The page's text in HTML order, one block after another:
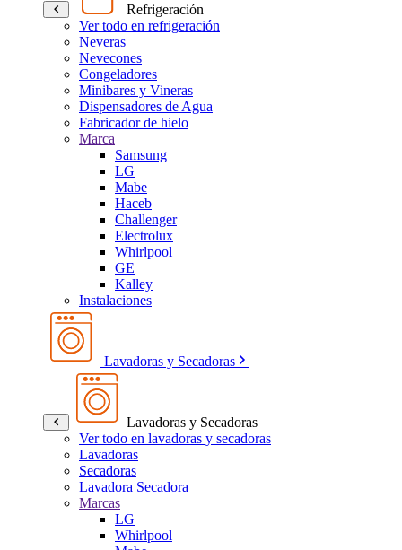
Refrigeración
Ver todo en refrigeración
Neveras
Nevecones
Congeladores
Minibares y Vineras
Dispensadores de Agua
Fabricador de hielo
Marca
Samsung
LG
Mabe
Haceb
Challenger
Electrolux
Whirlpool
GE
Kalley
Instalaciones
Lavadoras y Secadoras
Lavadoras y Secadoras
Ver todo en lavadoras y secadoras
Lavadoras
Secadoras
Lavadora Secadora
Marcas
LG
Whirlpool